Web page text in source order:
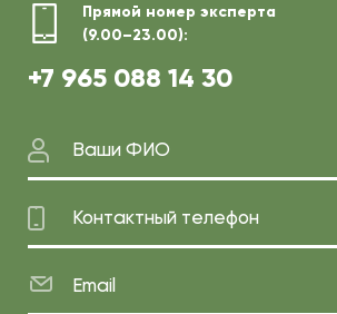
Прямой номер эксперта
(9.00–23.00):
+7 965 088 14 30
Ваши ФИО
Контактный телефон
Email